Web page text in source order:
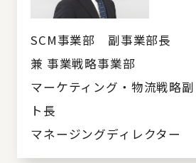
SCM事業部 副事業部長
兼 事業戦略事業部
マーケティング・物流戦略
ト長
マネージングディレクター